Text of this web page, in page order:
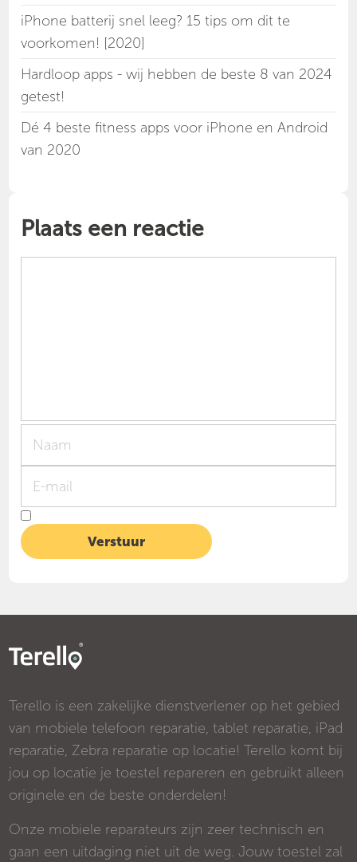
iPhone batterij snel leeg? 15 tips om dit te
voorkomen! [2020]
Hardloop apps - wij hebben de beste 8 van 2024
getest!
Dé 4 beste fitness apps voor iPhone en Android
van 2020
Plaats een reactie
Terello is een zakelijke dienstverlener op het gebied
van mobiele telefoon reparatie, tablet reparatie, iPad
reparatie, Zebra reparatie op locatie! Terello komt bij
jou op locatie je toestel repareren en gebruikt alleen
originele en de beste onderdelen!
Onze mobiele reparateurs zijn zeer technisch en
gaan een uitdaging niet uit de weg. Jouw toestel zal